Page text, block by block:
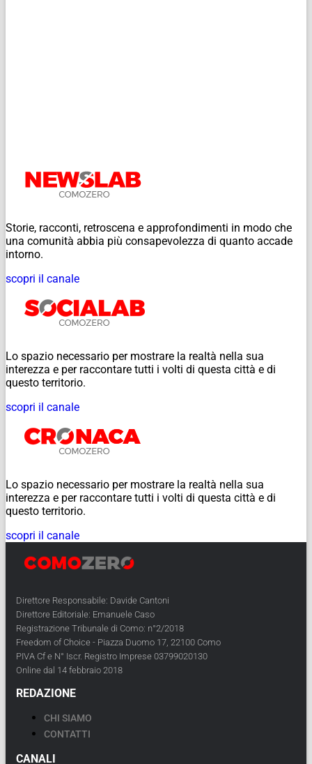
Storie, racconti, retroscena e approfondimenti in modo che
una comunità abbia più consapevolezza di quanto accade
intorno.
scopri il canale
Lo spazio necessario per mostrare la realtà nella sua
interezza e per raccontare tutti i volti di questa città e di
questo territorio.
scopri il canale
Lo spazio necessario per mostrare la realtà nella sua
interezza e per raccontare tutti i volti di questa città e di
questo territorio.
scopri il canale
Direttore Responsabile: Davide Cantoni
Direttore Editoriale: Emanuele Caso
Registrazione Tribunale di Como: n°2/2018
Freedom of Choice - Piazza Duomo 17, 22100 Como
PIVA Cf e N° Iscr. Registro Imprese 03799020130
Online dal 14 febbraio 2018
REDAZIONE
CHI SIAMO
CONTATTI
CANALI